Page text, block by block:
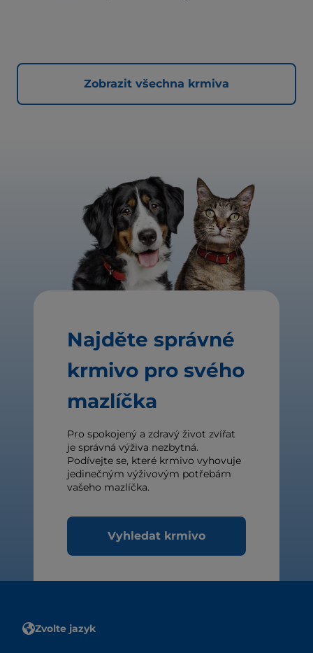
Zobrazit všechna krmiva
Najděte správné
krmivo pro svého
mazlíčka
Pro spokojený a zdravý život zvířat
je správná výživa nezbytná.
Podívejte se, které krmivo vyhovuje
jedinečným výživovým potřebám
vašeho mazlíčka.
Vyhledat krmivo
Zvolte jazyk